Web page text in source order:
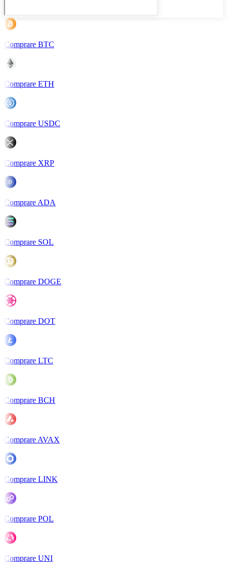
Comprare BTC
Comprare ETH
Comprare USDC
Comprare XRP
Comprare ADA
Comprare SOL
Comprare DOGE
Comprare DOT
Comprare LTC
Comprare BCH
Comprare AVAX
Comprare LINK
Comprare POL
Comprare UNI